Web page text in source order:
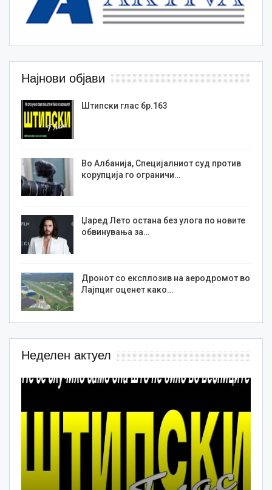
Најнови објави
Штипски глас бр.163
Во Албанија, Специјалниот суд против
корупција го ограничи…
Џаред Лето остана без улога по новите
обвинувања за…
Дронот со експлозив на аеродромот во
Лајпциг оценет како…
Неделен актуел